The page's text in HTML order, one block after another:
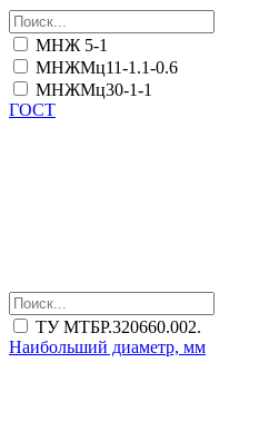
МНЖ 5-1
МНЖМц11-1.1-0.6
МНЖМц30-1-1
ГОСТ
ТУ МТБР.320660.002.
Наибольший диаметр, мм